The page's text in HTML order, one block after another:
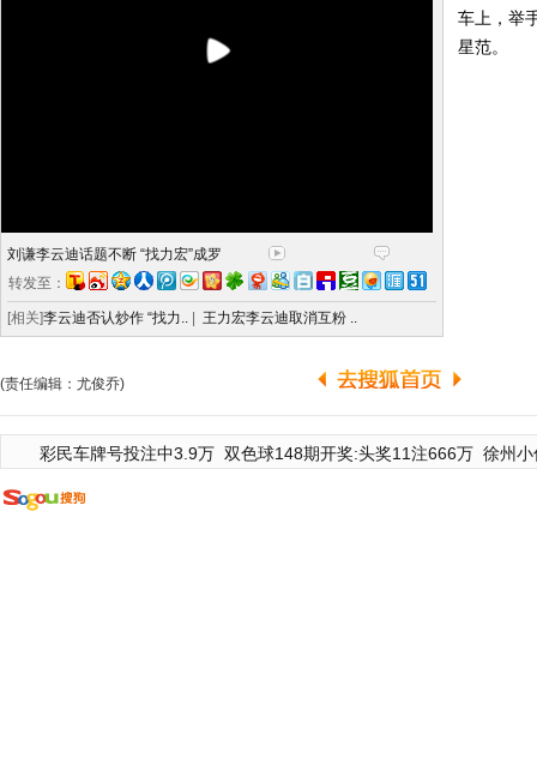
刘谦李云迪话题不断 “找力宏”成罗
转发至：
[相关]李云迪否认炒作 “找力.. 王力宏李云迪取消互粉 ..
车上，举
星范。
(责任编辑：尤俊乔)
彩民车牌号投注中3.9万 双色球148期开奖:头奖11注666万 徐州